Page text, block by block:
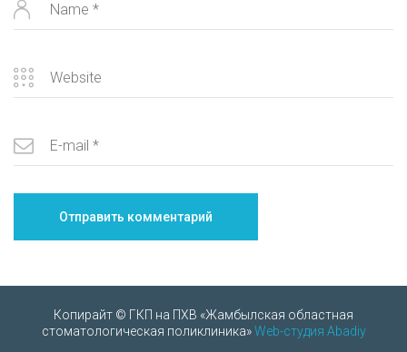
Копирайт © ГКП на ПХВ «Жамбылская областная
стоматологическая поликлиника»Web-студия Abadiy